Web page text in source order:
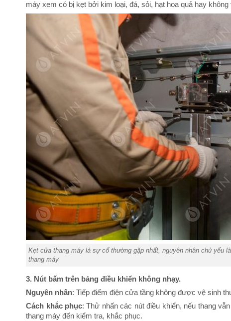
máy xem có bị kẹt bởi kim loại, đá, sỏi, hạt hoa quả hay
Kẹt cửa thang máy là sự cố thường gặp nhất, nguyên nhân chủ yếu
thang máy
3. Nút bấm trên bảng điều khiển không nhạy.
Nguyên nhân: Tiếp điểm điện cửa tầng không được vệ sinh
Cách khắc phục: Thử nhấn các nút điều khiển, nếu thang
thang máy đến kiểm tra, khắc phục.